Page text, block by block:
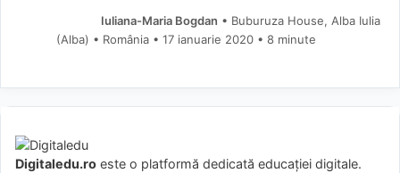
Iuliana-Maria Bogdan • Buburuza House, Alba Iulia
(Alba) • România
17 ianuarie 2020 • 8 minute
Digitaledu.ro este o platformă dedicată educației digitale.